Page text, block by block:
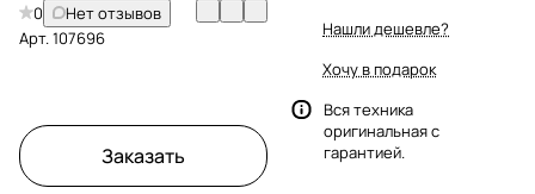
0
Нет отзывов
Арт.107696
Заказать
Нашли дешевле?
Хочу в подарок
Вся техника
оригинальная с
гарантией.